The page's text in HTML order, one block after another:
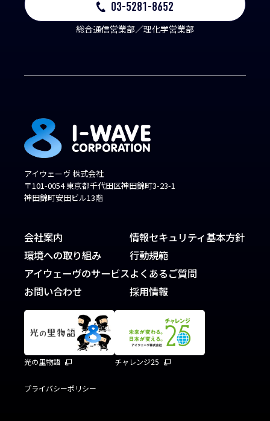
03-5281-8652
総合通信営業部／理化学営業部
アイウェーヴ 株式会社
〒101-0054 東京都千代田区神田錦町3-23-1
神田錦町安田ビル13階
会社案内
環境への取り組み
アイウェーヴのサービス
お問い合わせ
情報セキュリティ基本方針
行動規範
よくあるご質問
採用情報
光の里物語 チャレンジ25
プライバシーポリシー